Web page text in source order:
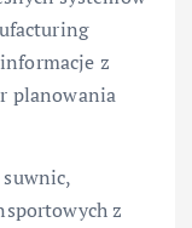
z
planowania
z